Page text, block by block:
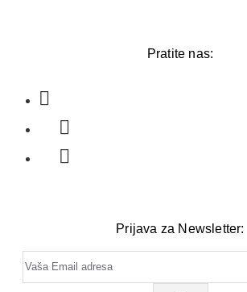
Pratite nas:
Prijava za Newsletter: